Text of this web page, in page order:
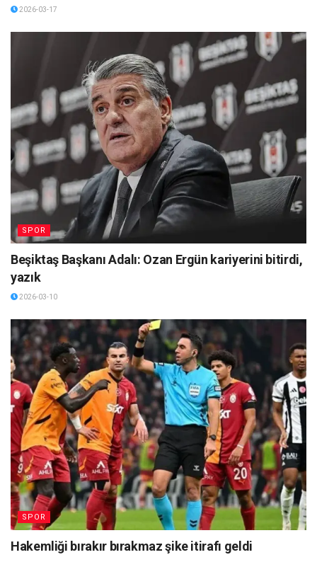
2026-03-17
SPOR
Beşiktaş Başkanı Adalı: Ozan Ergün kariyerini bitirdi,
yazık
2026-03-10
SPOR
Hakemliği bırakır bırakmaz şike itirafı geldi